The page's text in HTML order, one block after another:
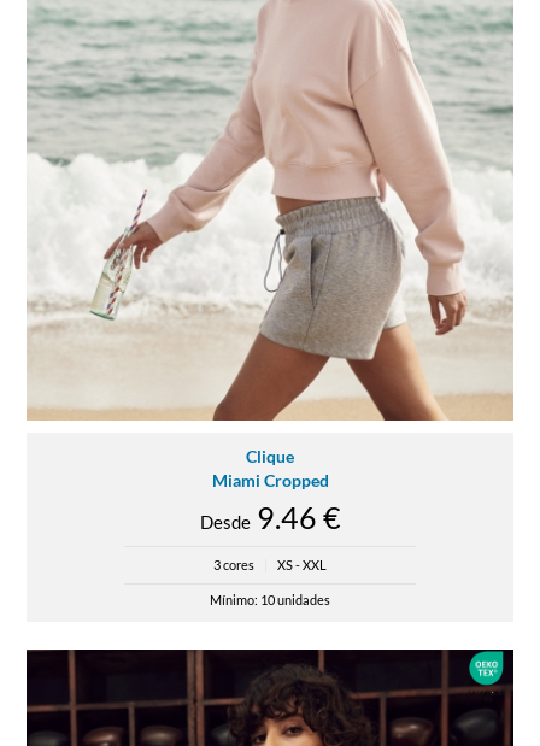
Clique
Miami Cropped
Desde9.46 €
3 cores XS - XXL
Mínimo: 10 unidades